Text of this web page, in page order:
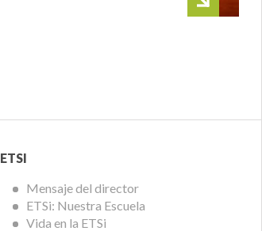
Menú
ETSi
ETSI
Mensaje del director
ETSi: Nuestra Escuela
Vida en la ETSi